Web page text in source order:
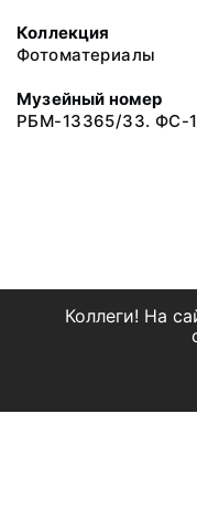
Коллекция
Фотоматериалы
Музейный номер
РБМ-13365/33. ФС-
Коллеги! На